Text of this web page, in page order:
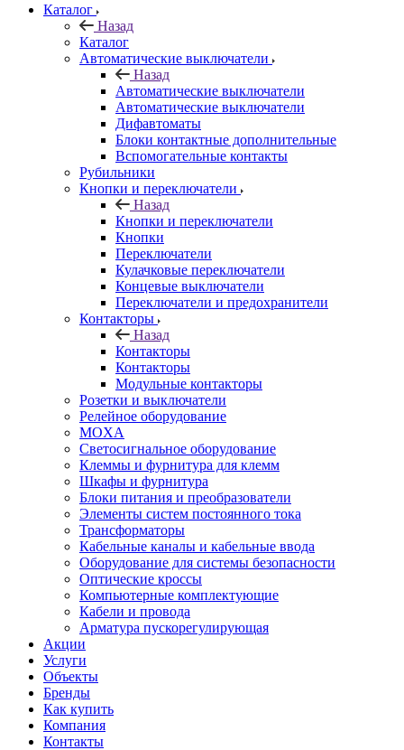
Каталог
Назад
Каталог
Автоматические выключатели
Назад
Автоматические выключатели
Автоматические выключатели
Дифавтоматы
Блоки контактные дополнительные
Вспомогательные контакты
Рубильники
Кнопки и переключатели
Назад
Кнопки и переключатели
Кнопки
Переключатели
Кулачковые переключатели
Концевые выключатели
Переключатели и предохранители
Контакторы
Назад
Контакторы
Контакторы
Модульные контакторы
Розетки и выключатели
Релейное оборудование
MOXA
Светосигнальное оборудование
Клеммы и фурнитура для клемм
Шкафы и фурнитура
Блоки питания и преобразователи
Элементы систем постоянного тока
Трансформаторы
Кабельные каналы и кабельные ввода
Оборудование для системы безопасности
Оптические кроссы
Компьютерные комплектующие
Кабели и провода
Арматура пускорегулирующая
Акции
Услуги
Объекты
Бренды
Как купить
Компания
Контакты